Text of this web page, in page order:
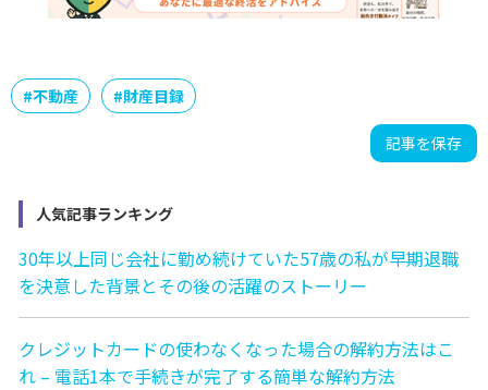
#不動産 #財産目録
記事を保存
人気記事ランキング
30年以上同じ会社に勤め続けていた57歳の私が早期退職
を決意した背景とその後の活躍のストーリー
クレジットカードの使わなくなった場合の解約方法はこ
れ – 電話1本で手続きが完了する簡単な解約方法